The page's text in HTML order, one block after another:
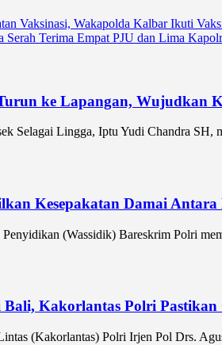
Vaksinasi, Wakapolda Kalbar Ikuti
Terima Empat PJU dan Lima
ke Lapangan, Wujudkan
Selagai Lingga, Iptu Yudi Chandra SH,
Kesepakatan Damai
(Wassidik) Bareskrim Polri
Kakorlantas Polri
(Kakorlantas) Polri Irjen Pol Drs.